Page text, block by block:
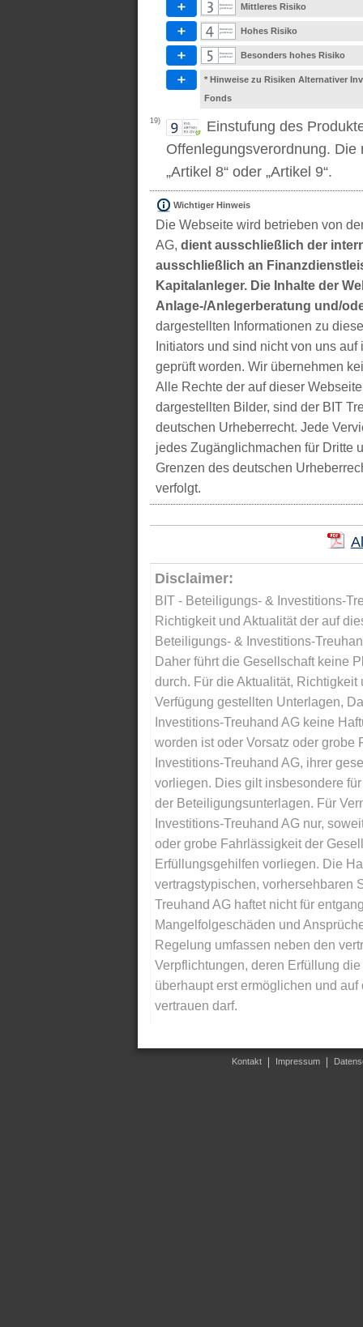
Mittleres Risiko
Hohes Risiko
Besonders hohes Risiko
* Hinweise zu Risiken Alternativer
Fonds
19)
Einstufung des
Offenlegungsverordnung. Die
„Artikel 8“ oder „Artikel 9“.
Wichtiger Hinweis
Die Webseite wird betrieben von
AG, dient ausschließlich der
ausschließlich an
Kapitalanleger. Die Inhalte der
Anlage-/Anlegerberatung und/
dargestellten Informationen zu
Initiators und sind nicht von uns
geprüft worden. Wir übernehmen
Alle Rechte der auf dieser
dargestellten Bilder, sind der BIT
deutschen Urheberrecht. Jede
jedes Zugänglichmachen für Dritte
Grenzen des deutschen
verfolgt.
Disclaimer:
BIT - Beteiligungs- & Investitions-
Richtigkeit und Aktualität der auf
Beteiligungs- & Investitions-
Daher führt die Gesellschaft keine
durch. Für die Aktualität,
Verfügung gestellten Unterlagen,
Investitions-Treuhand AG keine
worden ist oder Vorsatz oder
Investitions-Treuhand AG, ihrer
vorliegen. Dies gilt insbesondere
der Beteiligungsunterlagen. Für
Investitions-Treuhand AG nur,
oder grobe Fahrlässigkeit der
Erfüllungsgehilfen vorliegen. Die
vertragstypischen, vorhersehbaren
Treuhand AG haftet nicht für
Mangelfolgeschäden und
Regelung umfassen neben den
Verpflichtungen, deren Erfüllung
überhaupt erst ermöglichen und
vertrauen darf.
Kontakt Impressum